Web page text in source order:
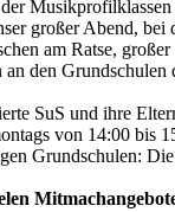
Musikprofilklassen
großer Abend,
am Ratse,
den
SuS und ihre
von 14:00 bis
Grundschulen: